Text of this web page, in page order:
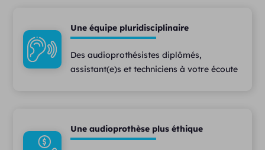
Une équipe pluridisciplinaire
Des audioprothésistes diplômés,
assistant(e)s et techniciens à votre écoute
Une audioprothèse plus éthique